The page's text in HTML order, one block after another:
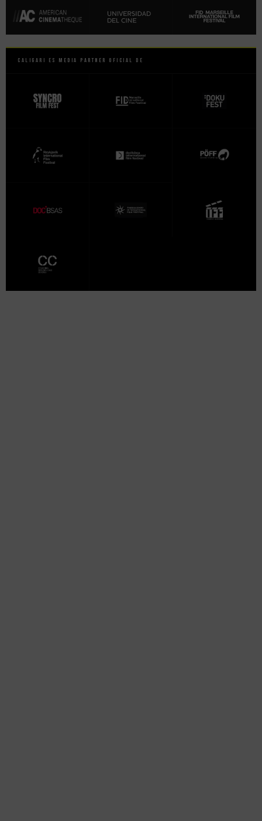
Caligari es Media Partner Oficial de